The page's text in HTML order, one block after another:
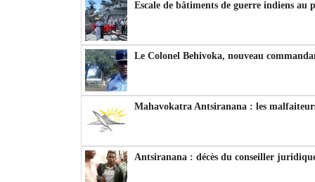
Escale de bâtiments de guerre indiens au
Le Colonel Behivoka, nouveau
Mahavokatra Antsiranana : les
Antsiranana : décès du conseiller